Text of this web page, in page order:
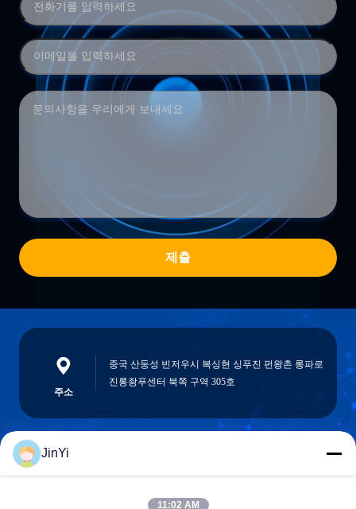
제출
주소
중국 산둥성 빈저우시 복싱현 싱푸진 펀왕촌 롱파로
진롱좡푸센터 북쪽 구역 305호
chenshasha1867@gmail.com
JinYi
11:02 AM